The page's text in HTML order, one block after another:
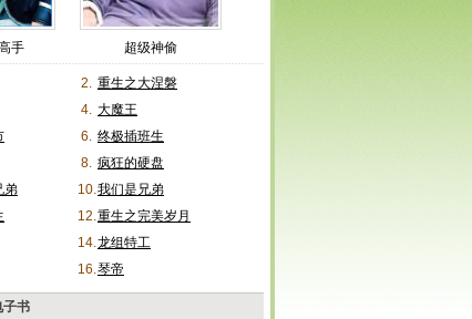
手 超级神偷
2. 重生之大涅磐
4. 大魔王
6. 终极插班生
8. 疯狂的硬盘
弟 10.我们是兄弟
12.重生之完美岁月
14.龙组特工
16.琴帝
子书